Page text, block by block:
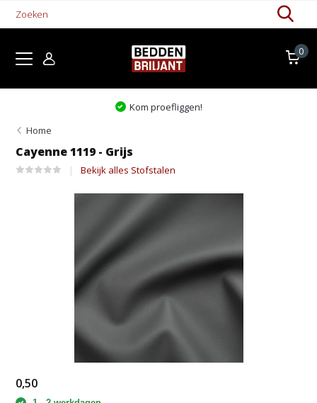
0
Kom proefliggen!
Home
Cayenne 1119 - Grijs
Bekijk alles Stofstalen
0,50